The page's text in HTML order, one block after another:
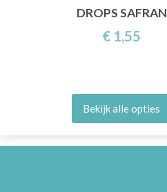
DROPS SAFRAN
€ 1,55
Bekijk alle opties